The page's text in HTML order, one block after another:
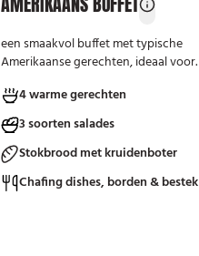
een smaakvol buffet met typische
Amerikaanse gerechten, ideaal voor
4 warme gerechten
3 soorten salades
Stokbrood met kruidenboter
Chafing dishes, borden & bestek